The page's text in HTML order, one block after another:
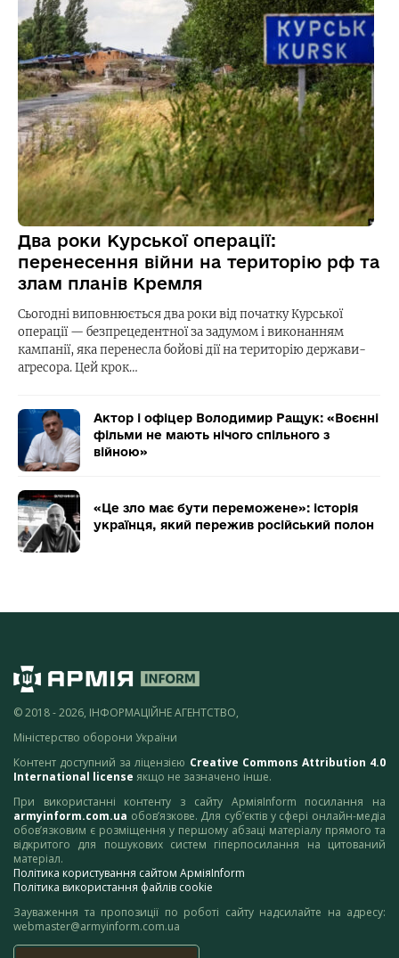
Два роки Курської операції:
перенесення війни на територію рф та
злам планів Кремля
Сьогодні виповнюється два роки від початку Курської
операції — безпрецедентної за задумом і виконанням
кампанії, яка перенесла бойові дії на територію держави-
агресора. Цей крок…
Актор і офіцер Володимир Ращук: «Воєнні
фільми не мають нічого спільного з
війною»
«Це зло має бути переможене»: історія
українця, який пережив російський полон
© 2018 - 2026, ІНФОРМАЦІЙНЕ АГЕНТСТВО,
Міністерство оборони України
Контент доступний за ліцензією Creative Commons Attribution 4.0
International license якщо не зазначено інше.
При використанні контенту з сайту АрміяInform посилання на
armyinform.com.ua обов’язкове. Для суб’єктів у сфері онлайн-медіа
обов’язковим є розміщення у першому абзаці матеріалу прямого та
відкритого для пошукових систем гіперпосилання на цитований
матеріал.
Політика користування сайтом АрміяInform
Політика використання файлів cookie
Зауваження та пропозиції по роботі сайту надсилайте на адресу:
webmaster@armyinform.com.ua